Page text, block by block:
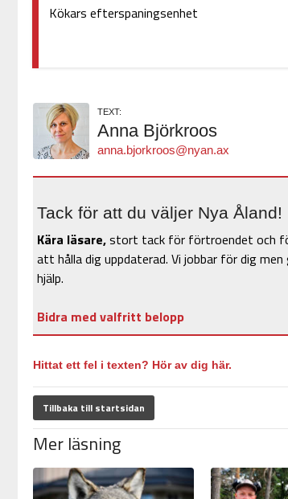
Kökars efterspaningsenhet
TEXT:
Anna Björkroos
anna.bjorkroos@nyan.ax
Tack för att du väljer Nya Åland!
Kära läsare,stort tack för förtroendet och
att hålla dig uppdaterad. Vi jobbar för dig
hjälp.
Bidra med valfritt belopp
Hittat ett fel i texten? Hör av dig här.
Tillbaka till startsidan
Mer läsning